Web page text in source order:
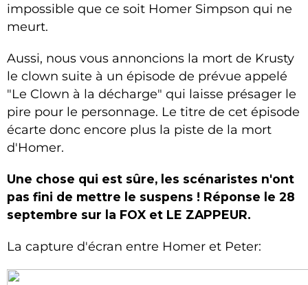
impossible que ce soit Homer Simpson qui ne
meurt.
Aussi, nous vous annoncions la mort de Krusty
le clown suite à un épisode de prévue appelé
"Le Clown à la décharge" qui laisse présager le
pire pour le personnage. Le titre de cet épisode
écarte donc encore plus la piste de la mort
d'Homer.
Une chose qui est sûre, les scénaristes n'ont
pas fini de mettre le suspens ! Réponse le 28
septembre sur la FOX et LE ZAPPEUR.
La capture d'écran entre Homer et Peter: